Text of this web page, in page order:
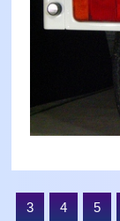
3 4 5